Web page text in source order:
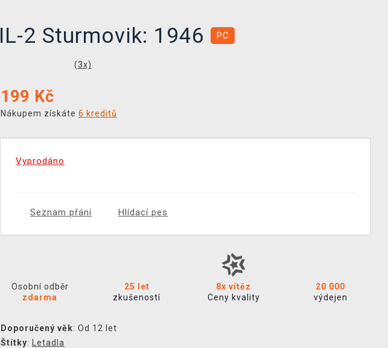
IL-2 Sturmovik: 1946 PC
(3x)
199 Kč
Nákupem získáte 6 kreditů
Vyprodáno
Seznam přání Hlídací pes
Osobní odběr
zdarma
25 let
zkušeností
8x vítěz
Ceny kvality
20 000
výdejen
Doporučený věk: Od 12 let
Štítky:
Letadla